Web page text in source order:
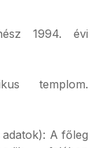
1994. évi
templom.
A főleg